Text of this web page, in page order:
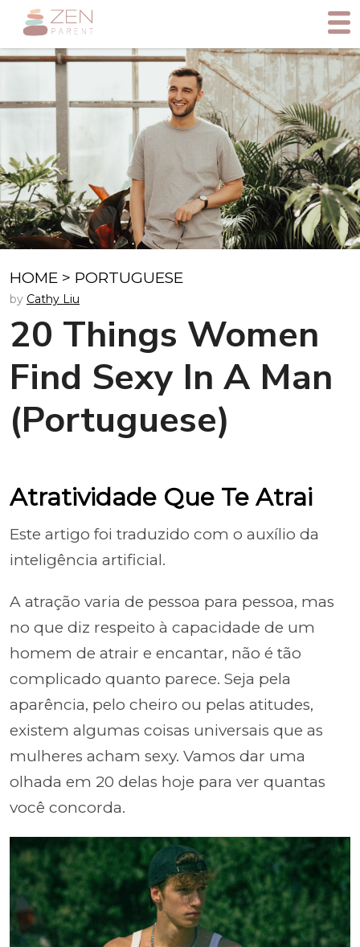
HOME > PORTUGUESE
by Cathy Liu
20 Things Women
Find Sexy In A Man
(Portuguese)
Atratividade Que Te Atrai
Este artigo foi traduzido com o auxílio da
inteligência artificial.
A atração varia de pessoa para pessoa, mas
no que diz respeito à capacidade de um
homem de atrair e encantar, não é tão
complicado quanto parece. Seja pela
aparência, pelo cheiro ou pelas atitudes,
existem algumas coisas universais que as
mulheres acham sexy. Vamos dar uma
olhada em 20 delas hoje para ver quantas
você concorda.